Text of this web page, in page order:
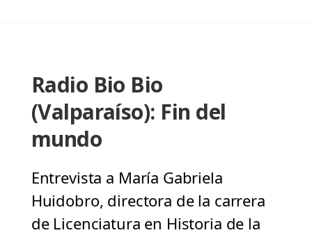
Radio Bio Bio
(Valparaíso): Fin del
mundo
Entrevista a María Gabriela
Huidobro, directora de la carrera
de Licenciatura en Historia de la